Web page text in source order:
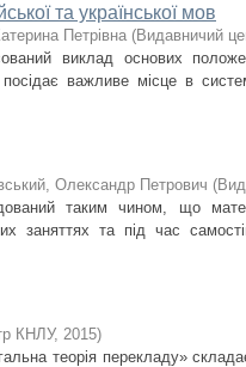
та української мов
Петрівна (Видавничий
виклад основих
важливе місце в
Олександр Петрович (
таким чином, що
заняттях та під час
КНЛУ, 2015)
теорія перекладу»